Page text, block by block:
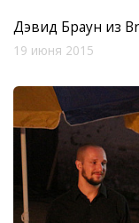
Дэвид Браун из
19 июня 2015